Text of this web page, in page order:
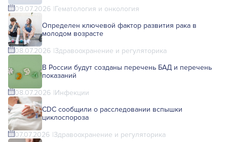
09.07.2026 Гематология и онкология
Определен ключевой фактор развития рака в
молодом возрасте
08.07.2026 Здравоохранение и регуляторика
В России будут созданы перечень БАД и перечень
показаний
08.07.2026 Инфекции
CDC сообщили о расследовании вспышки
циклоспороза
07.07.2026 Здравоохранение и регуляторика